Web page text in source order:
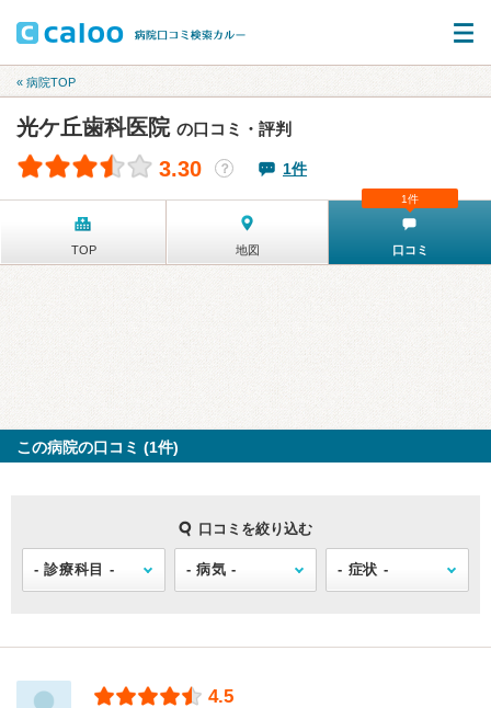
« 病院TOP
光ケ丘歯科医院 の口コミ・評判
3.30 ？ 1件
TOP 地図 口コミ
1件
この病院の口コミ (1件)
口コミを絞り込む
4.5